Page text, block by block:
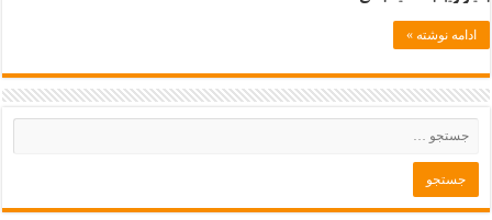
ادامه نوشته »